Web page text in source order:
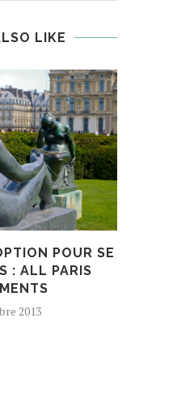
LIKE
POUR SE
: ALL PARIS
2013